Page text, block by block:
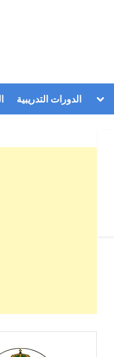
Toggle
menu
الدورات التدريبية